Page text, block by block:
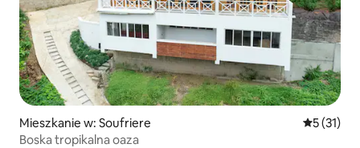
Mieszkanie w: Soufriere Średnia
5 (31)
Boska tropikalna oaza